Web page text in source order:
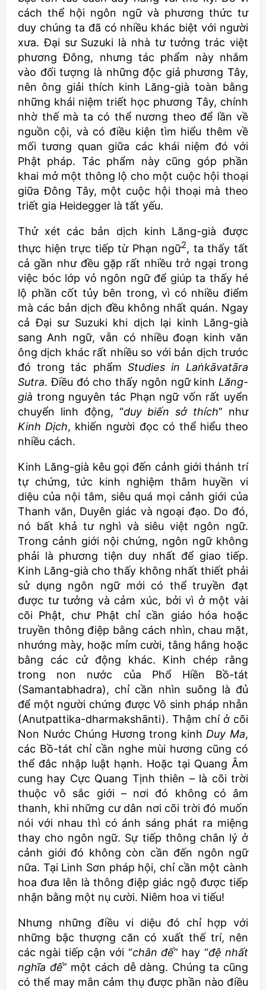
cách thể hội ngôn ngữ và phương thức tư
duy chúng ta đã có nhiều khác biệt với người
xưa. Đại sư Suzuki là nhà tư tưởng trác việt
phương Đông, nhưng tác phẩm này nhắm
vào đối tượng là những độc giả phương Tây,
nên ông giải thích kinh Lăng-già toàn bằng
những khái niệm triết học phương Tây, chính
nhờ thế mà ta có thể nương theo để lần về
nguồn cội, và có điều kiện tìm hiểu thêm về
mối tương quan giữa các khái niệm đó với
Phật pháp. Tác phẩm này cũng góp phần
khai mở một thông lộ cho một cuộc hội thoại
giữa Đông Tây, một cuộc hội thoại mà theo
triết gia Heidegger là tất yếu.
Thử xét các bản dịch kinh Lăng-già được
thực hiện trực tiếp từ Phạn ngữ2, ta thấy tất
cả gần như đều gặp rất nhiều trở ngại trong
việc bóc lớp vỏ ngôn ngữ để giúp ta thấy hé
lộ phần cốt tủy bên trong, vì có nhiều điểm
mà các bản dịch đều không nhất quán. Ngay
cả Đại sư Suzuki khi dịch lại kinh Lăng-già
sang Anh ngữ, vẫn có nhiều đoạn kinh văn
ông dịch khác rất nhiều so với bản dịch trước
đó trong tác phẩm Studies in Laṅkāvatāra
Sutra. Điều đó cho thấy ngôn ngữ kinh Lăng-
già trong nguyên tác Phạn ngữ vốn rất uyển
chuyển linh động, “duy biến sở thích” như
Kinh Dịch, khiến người đọc có thể hiểu theo
nhiều cách.
Kinh Lăng-già kêu gọi đến cảnh giới thánh trí
tự chứng, tức kinh nghiệm thâm huyền vi
diệu của nội tâm, siêu quá mọi cảnh giới của
Thanh văn, Duyên giác và ngoại đạo. Do đó,
nó bất khả tư nghì và siêu việt ngôn ngữ.
Trong cảnh giới nội chứng, ngôn ngữ không
phải là phương tiện duy nhất để giao tiếp.
Kinh Lăng-già cho thấy không nhất thiết phải
sử dụng ngôn ngữ mới có thể truyền đạt
được tư tưởng và cảm xúc, bởi vì ở một vài
cõi Phật, chư Phật chỉ cần giáo hóa hoặc
truyền thông điệp bằng cách nhìn, chau mặt,
nhướng mày, hoặc mỉm cười, tằng hắng hoặc
bằng các cử động khác. Kinh chép rằng
trong non nước của Phổ Hiền Bồ-tát
(Samantabhadra), chỉ cần nhìn suông là đủ
để một người chứng được Vô sinh pháp nhẫn
(Anutpattika-dharmakshānti). Thậm chí ở cõi
Non Nước Chúng Hương trong kinh Duy Ma,
các Bồ-tát chỉ cần nghe mùi hương cũng có
thể đắc nhập luật hạnh. Hoặc tại Quang Âm
cung hay Cực Quang Tịnh thiên – là cõi trời
thuộc vô sắc giới – nơi đó không có âm
thanh, khi những cư dân nơi cõi trời đó muốn
nói với nhau thì có ánh sáng phát ra miệng
thay cho ngôn ngữ. Sự tiếp thông chân lý ở
cảnh giới đó không còn cần đến ngôn ngữ
nữa. Tại Linh Sơn pháp hội, chỉ cần một cành
hoa đưa lên là thông điệp giác ngộ được tiếp
nhận bằng một nụ cười. Niêm hoa vi tiếu!
Nhưng những điều vi diệu đó chỉ hợp với
những bậc thượng căn có xuất thế trí, nên
các ngài tiếp cận với “chân đế” hay “đệ nhất
nghĩa đế” một cách dễ dàng. Chúng ta cũng
có thể may mắn cảm thụ được phần nào điều